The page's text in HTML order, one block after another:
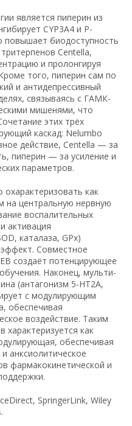
является пиперин из
CYP3A4 и P-
повышает биодоступность
Centella,
и пролонгируя
того, пиперин сам по
и антидепрессивный
связываясь с ГАМК-
мишенями, что
этих трёх
каскад: Nelumbo
действие, Centella — за
пиперин — за усиление и
параметров.
как
на центральную нервную
воспалительных
активация
каталаза, GPx)
Совместное
создаёт потенцирующее
Наконец, мульти-
(антагонизм 5-HT2A,
с модулирующим
обеспечивая
воздействие. Таким
характеризуется как
обеспечивая
анксиолитическое
фармакокинетической и
SpringerLink, Wiley